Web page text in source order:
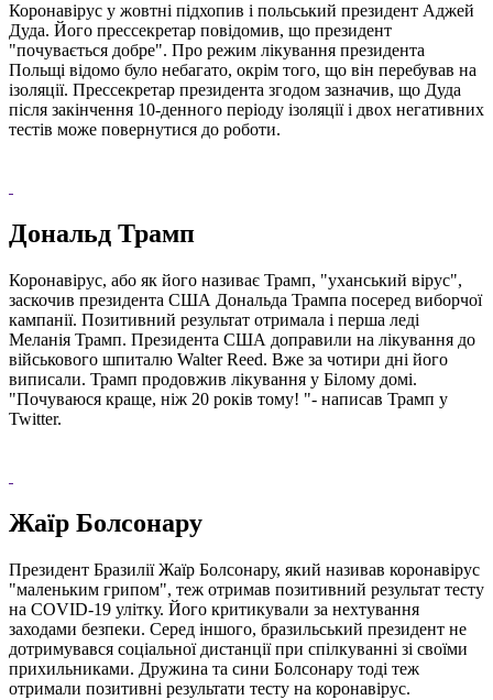
Коронавірус у жовтні підхопив і польський президент Аджей
Дуда. Його прессекретар повідомив, що президент
"почувається добре". Про режим лікування президента
Польщі відомо було небагато, окрім того, що він перебував на
ізоляції. Прессекретар президента згодом зазначив, що Дуда
після закінчення 10-денного періоду ізоляції і двох негативних
тестів може повернутися до роботи.
Дональд Трамп
Коронавірус, або як його називає Трамп, "уханський вірус",
заскочив президента США Дональда Трампа посеред виборчої
кампанії. Позитивний результат отримала і перша леді
Меланія Трамп. Президента США доправили на лікування до
військового шпиталю Walter Reed. Вже за чотири дні його
виписали. Трамп продовжив лікування у Білому домі.
"Почуваюся краще, ніж 20 років тому! "- написав Трамп у
Twitter.
Жаїр Болсонару
Президент Бразилії Жаїр Болсонару, який називав коронавірус
"маленьким грипом", теж отримав позитивний результат тесту
на COVID-19 улітку. Його критикували за нехтування
заходами безпеки. Серед іншого, бразильський президент не
дотримувався соціальної дистанції при спілкуванні зі своїми
прихильниками. Дружина та сини Болсонару тоді теж
отримали позитивні результати тесту на коронавірус.